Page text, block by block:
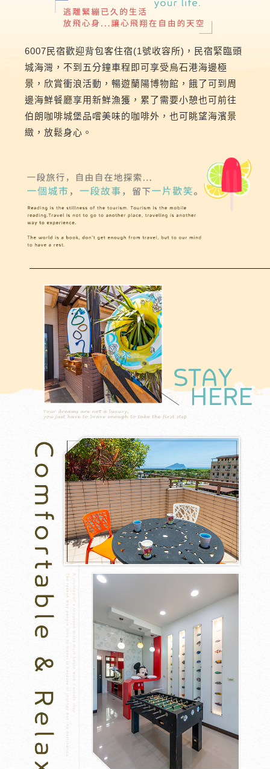
6007民宿歡迎背包客住宿(1號收容所)，民宿緊臨頭
城海灣，不到五分鐘車程即可享受烏石港海邊極
景，欣賞衝浪活動，暢遊蘭陽博物館，餓了可到周
邊海鮮餐廳享用新鮮漁獲，累了需要小憩也可前往
伯朗咖啡城堡品嚐美味的咖啡外，也可眺望海濱景
緻，放鬆身心。